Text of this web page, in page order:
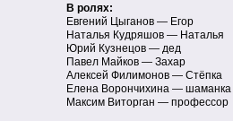
В ролях:
Евгений Цыганов — Егор
Наталья Кудряшов — Наталья
Юрий Кузнецов — дед
Павел Майков — Захар
Алексей Филимонов — Стёпка
Елена Ворончихина — шаманка
Максим Виторган — профессор